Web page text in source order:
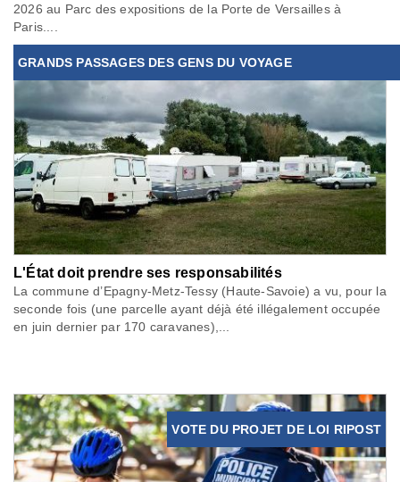
2026 au Parc des expositions de la Porte de Versailles à
Paris....
GRANDS PASSAGES DES GENS DU VOYAGE
L'État doit prendre ses responsabilités
La commune d’Epagny-Metz-Tessy (Haute-Savoie) a vu, pour la
seconde fois (une parcelle ayant déjà été illégalement occupée
en juin dernier par 170 caravanes),...
VOTE DU PROJET DE LOI RIPOST